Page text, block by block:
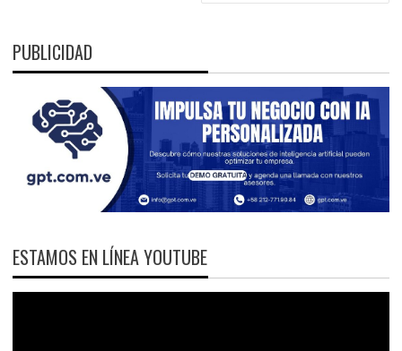
PUBLICIDAD
ESTAMOS EN LÍNEA YOUTUBE